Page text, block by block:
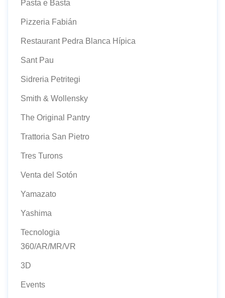
Pasta e Basta
Pizzeria Fabián
Restaurant Pedra Blanca Hípica
Sant Pau
Sidreria Petritegi
Smith & Wollensky
The Original Pantry
Trattoria San Pietro
Tres Turons
Venta del Sotón
Yamazato
Yashima
Tecnologia
360/AR/MR/VR
3D
Events